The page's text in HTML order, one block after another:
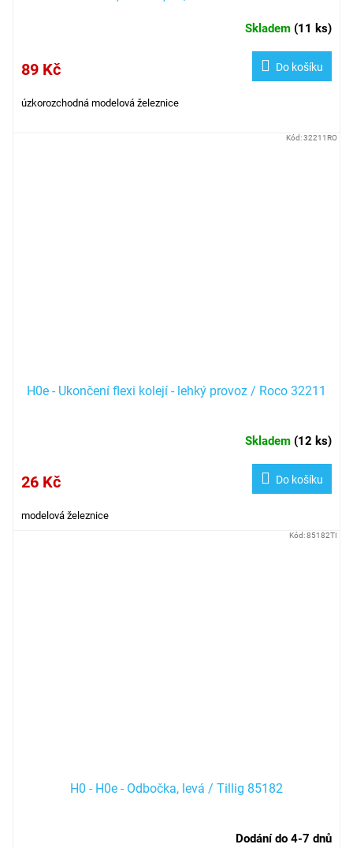
Skladem (11 ks)
89 Kč Do košíku
úzkorozchodná modelová železnice
H0e - Ukončení flexi kolejí - lehký provoz / Roco 32211
Skladem (12 ks)
26 Kč Do košíku
modelová železnice
Kód:32211RO
H0 - H0e - Odbočka, levá / Tillig 85182
Dodání do 4-7 dnů
Kód:85182TI